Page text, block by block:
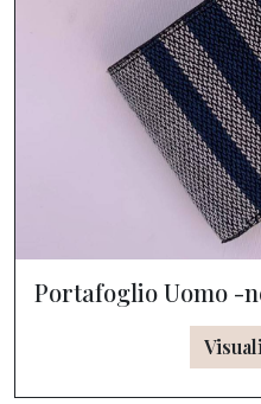
Portafoglio Uomo -